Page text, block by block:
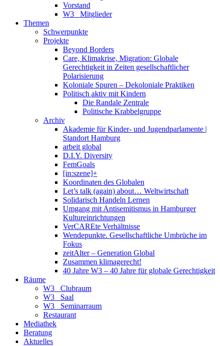
Vorstand
W3_ Mitglieder
Themen
Schwerpunkte
Projekte
Beyond Borders
Care, Klimakrise, Migration: Globale
Gerechtigkeit in Zeiten gesellschaftlicher
Polarisierung
Koloniale Spuren – Dekoloniale Praktiken
Politisch aktiv mit Kindern
Die Randale Zentrale
Politische Krabbelgruppe
Archiv
Akademie für Kinder- und Jugendparlamente |
Standort Hamburg
arbeit global
D.I.Y. Diversity
FemGoals
[in:szene]+
Koordinaten des Globalen
Let’s talk (again) about… Weltwirtschaft
Solidarisch Handeln Lernen
Umgang mit Antisemitismus in Hamburger
Kultureinrichtungen
VerCAREte Verhältnisse
Wendepunkte. Gesellschaftliche Umbrüche im
Fokus
zeitAlter – Generation Global
Zusammen klimagerecht!
40 Jahre W3 – 40 Jahre für globale Gerechtigkeit
Räume
W3_ Clubraum
W3_ Saal
W3_ Seminarraum
Restaurant
Mediathek
Beratung
Aktuelles